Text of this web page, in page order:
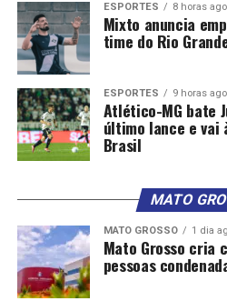
ESPORTES 8 horas ago
Mixto anuncia
time do Rio
ESPORTES 9 horas ago
Atlético-MG bate
último lance e vai
Brasil
MATO
MATO GROSSO 1 dia
Mato Grosso cria
pessoas